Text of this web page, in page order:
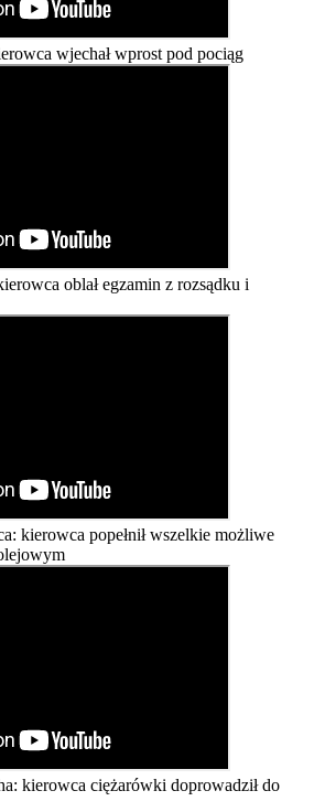
wjechał wprost pod pociąg
oblał egzamin z rozsądku i
kierowca popełnił wszelkie możliwe
kierowca ciężarówki doprowadził do